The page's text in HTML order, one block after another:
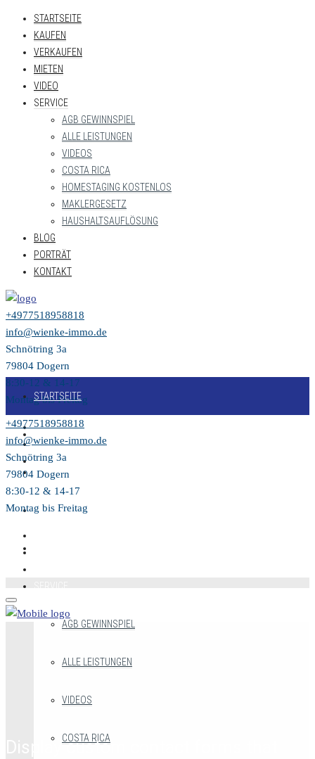
STARTSEITE
KAUFEN
VERKAUFEN
MIETEN
VIDEO
SERVICE
AGB GEWINNSPIEL
ALLE LEISTUNGEN
VIDEOS
COSTA RICA
HOMESTAGING KOSTENLOS
MAKLERGESETZ
HAUSHALTSAUFLÖSUNG
BLOG
PORTRÄT
KONTAKT
+4977518958818
info@wienke-immo.de
Schnötring 3a
79804 Dogern
8:30-12 & 14-17
Montag bis Freitag
STARTSEITE
VERKAUFEN
MIETEN
AGB GEWINNSPIEL
ALLE LEISTUNGEN
VIDEOS
COSTA RICA
+4977518958818
info@wienke-immo.de
Schnötring 3a
79804 Dogern
8:30-12 & 14-17
Montag bis Freitag
Display custom contact forms that